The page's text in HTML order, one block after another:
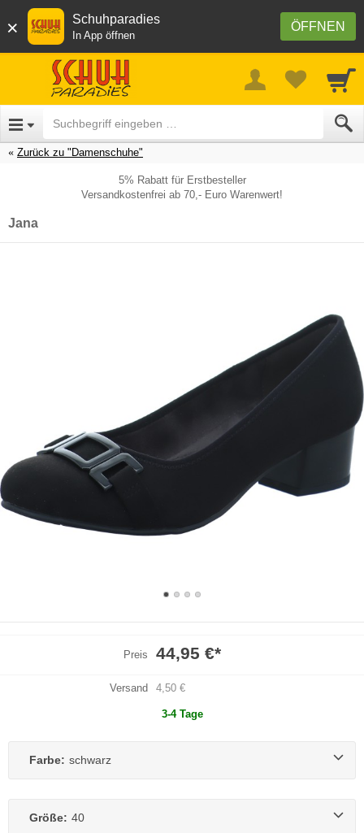
× ÖFFNEN
Schuhparadies
In App öffnen
Zurück zu "Damenschuhe"
5% Rabatt für Erstbesteller
Versandkostenfrei ab 70,- Euro Warenwert!
Jana
Preis 44,95 €*
Versand 4,50 €
3-4 Tage
Farbe: schwarz
Größe: 40